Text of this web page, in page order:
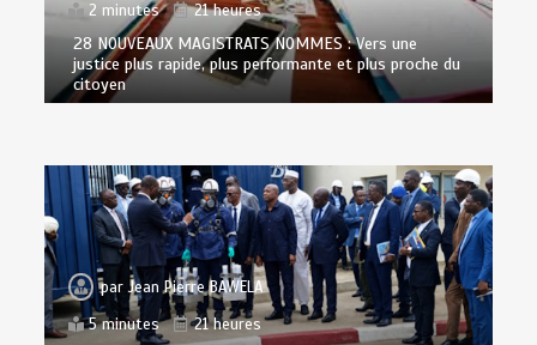
2 minutes
21 heures
28 NOUVEAUX MAGISTRATS NOMMES : Vers une
justice plus rapide, plus performante et plus proche du
citoyen
parJean Pierre BAWELA
5 minutes
21 heures